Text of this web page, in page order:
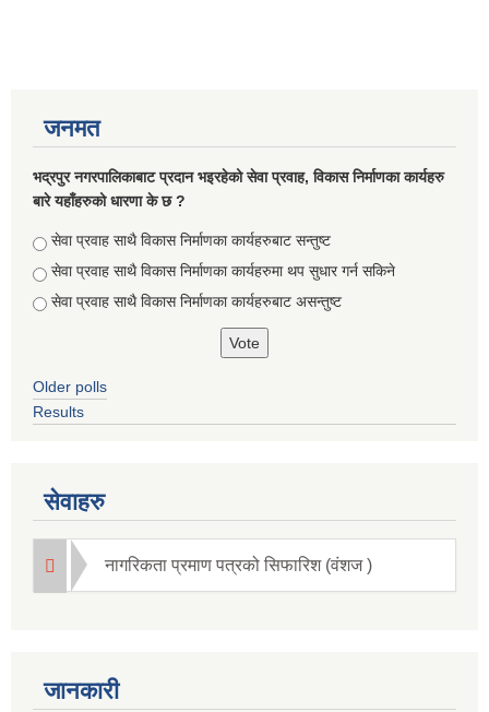
जनमत
भद्रपुर नगरपालिकाबाट प्रदान भइरहेको सेवा प्रवाह, विकास निर्माणका कार्यहरु
बारे यहाँहरुको धारणा के छ ?
Choices
सेवा प्रवाह साथै विकास निर्माणका कार्यहरुबाट सन्तुष्ट
सेवा प्रवाह साथै विकास निर्माणका कार्यहरुमा थप सुधार गर्न सकिने
सेवा प्रवाह साथै विकास निर्माणका कार्यहरुबाट असन्तुष्ट
Older polls
Results
सेवाहरु
नागरिकता प्रमाण पत्रको सिफारिश (वंशज )
जानकारी